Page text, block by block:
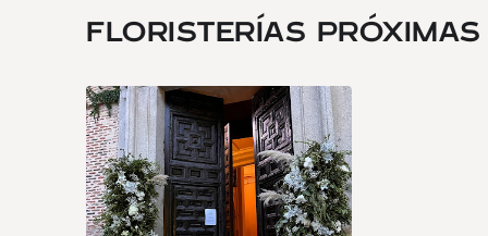
FLORISTERÍAS PRÓXIMAS